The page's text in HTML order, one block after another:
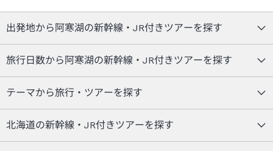
出発地から阿寒湖の新幹線・JR付きツアーを探す
旅行日数から阿寒湖の新幹線・JR付きツアーを探す
テーマから旅行・ツアーを探す
北海道の新幹線・JR付きツアーを探す